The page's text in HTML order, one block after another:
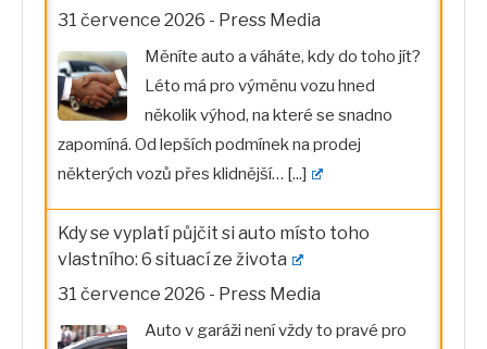
31 července 2026 - Press Media
Měníte auto a váháte, kdy do toho jít?
Léto má pro výměnu vozu hned
několik výhod, na které se snadno
zapomíná. Od lepších podmínek na prodej
některých vozů přes klidnější… [...]
Kdy se vyplatí půjčit si auto místo toho
vlastního: 6 situací ze života
31 července 2026 - Press Media
Auto v garáži není vždy to pravé pro